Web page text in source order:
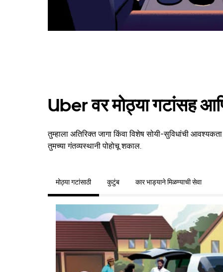
Uber वर मोठ्या गटांसह
तुम्हाला अतिरिक्त जागा किंवा विशेष सोयी-सुविधांची
तुमच्या गंतव्यस्थानी पोहोचू शकाल.
मोठ्या गटांसाठी कुटुंब कार भाड्याने मिळण्याची सेवा